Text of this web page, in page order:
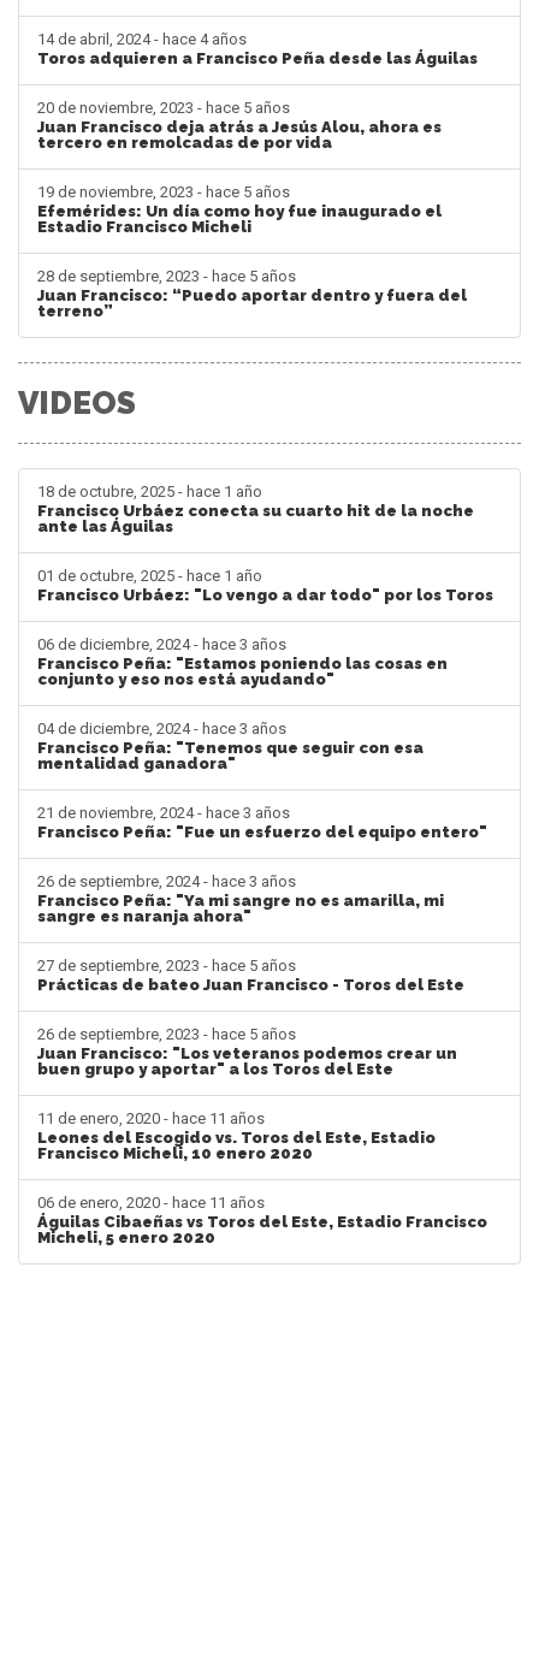
14 de abril, 2024 - hace 4 años
Toros adquieren a Francisco Peña desde las Águilas
20 de noviembre, 2023 - hace 5 años
Juan Francisco deja atrás a Jesús Alou, ahora es
tercero en remolcadas de por vida
19 de noviembre, 2023 - hace 5 años
Efemérides: Un día como hoy fue inaugurado el
Estadio Francisco Micheli
28 de septiembre, 2023 - hace 5 años
Juan Francisco: “Puedo aportar dentro y fuera del
terreno”
VIDEOS
18 de octubre, 2025 - hace 1 año
Francisco Urbáez conecta su cuarto hit de la noche
ante las Águilas
01 de octubre, 2025 - hace 1 año
Francisco Urbáez: "Lo vengo a dar todo" por los Toros
06 de diciembre, 2024 - hace 3 años
Francisco Peña: "Estamos poniendo las cosas en
conjunto y eso nos está ayudando"
04 de diciembre, 2024 - hace 3 años
Francisco Peña: "Tenemos que seguir con esa
mentalidad ganadora"
21 de noviembre, 2024 - hace 3 años
Francisco Peña: "Fue un esfuerzo del equipo entero"
26 de septiembre, 2024 - hace 3 años
Francisco Peña: "Ya mi sangre no es amarilla, mi
sangre es naranja ahora"
27 de septiembre, 2023 - hace 5 años
Prácticas de bateo Juan Francisco - Toros del Este
26 de septiembre, 2023 - hace 5 años
Juan Francisco: "Los veteranos podemos crear un
buen grupo y aportar" a los Toros del Este
11 de enero, 2020 - hace 11 años
Leones del Escogido vs. Toros del Este, Estadio
Francisco Micheli, 10 enero 2020
06 de enero, 2020 - hace 11 años
Águilas Cibaeñas vs Toros del Este, Estadio Francisco
Micheli, 5 enero 2020